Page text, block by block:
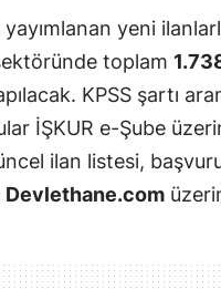
yeni
toplam
KPSS şartı
İŞKUR e-Şube
ilan listesi,
Devlethane.com